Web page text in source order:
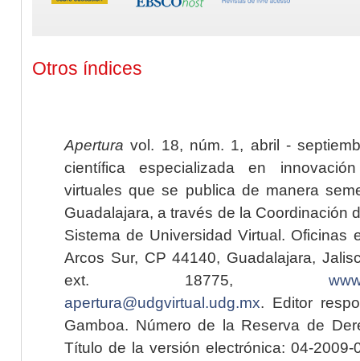
Otros índices
Apertura vol. 18, núm. 1, abril -
científica especializada en
virtuales que se publica de manera
Guadalajara, a través de la Coordinación
Sistema de Universidad Virtual. Oficinas
Arcos Sur, CP 44140, Guadalajara,
ext. 18775,
apertura@udgvirtual.udg.mx. Editor
Gamboa. Número de la Reserva de
Título de la versión electrónica: 04-2009-